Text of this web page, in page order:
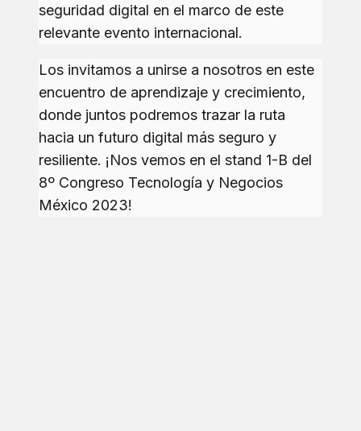
seguridad digital en el marco de este
relevante evento internacional.
Los invitamos a unirse a nosotros en este
encuentro de aprendizaje y crecimiento,
donde juntos podremos trazar la ruta
hacia un futuro digital más seguro y
resiliente. ¡Nos vemos en el stand 1-B del
8º Congreso Tecnología y Negocios
México 2023!